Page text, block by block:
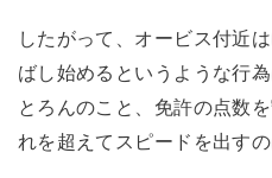
したがって、オービス付近
ばし始めるというような行
とろんのこと、免許の点数
れを超えてスピードを出す